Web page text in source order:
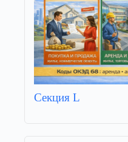
Секция L